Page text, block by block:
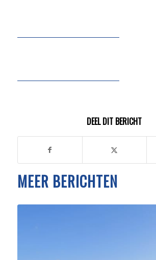
DEEL DIT BERICHT
MEER BERICHTEN